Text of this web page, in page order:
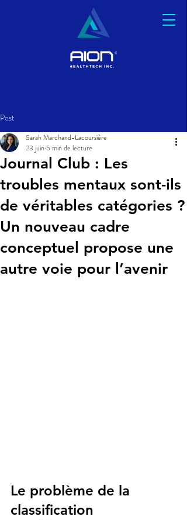
Post
Journal Club : Les
troubles mentaux sont-ils
de véritables catégories ?
Un nouveau cadre
conceptuel propose une
autre voie pour l’avenir
Sarah Marchand-Lacoursière
23 juin 5 min de lecture
Le problème de la
classification